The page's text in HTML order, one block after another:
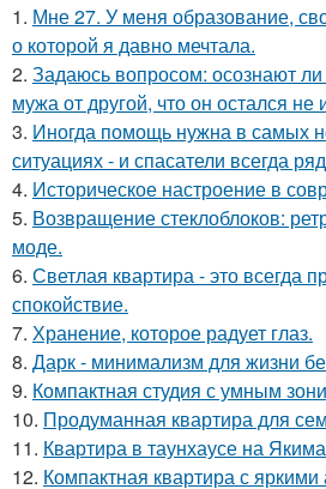
1. Мне 27. У меня образование,
о которой я давно мечтала.
2. Задаюсь вопросом: осознают
мужа от другой, что он остался не
3. Иногда помощь нужна в самых
ситуациях - и спасатели всегда
4. Историческое настроение в
5. Возвращение стеклоблоков:
моде.
6. Светлая квартира - это всегда
спокойствие.
7. Хранение, которое радует глаз.
8. Дарк - минимализм для жизни
9. Компактная студия с умным
10. Продуманная квартира для
11. Квартира в таунхаусе на
12. Компактная квартира с яркими